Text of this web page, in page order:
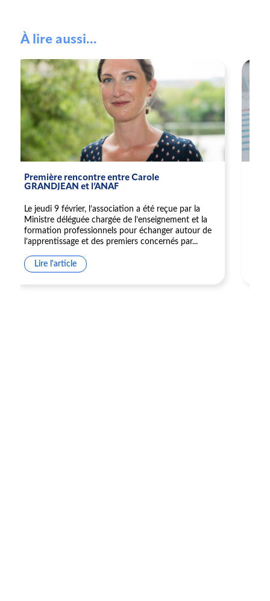
À lire aussi...
Première rencontre entre Carole
GRANDJEAN et l’ANAF
Le jeudi 9 février, l’association a été reçue par la
Ministre déléguée chargée de l’enseignement et la
formation professionnels pour échanger autour de
l’apprentissage et des premiers concernés par...
Lire l'article